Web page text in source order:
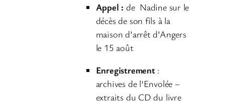
Appel : de Nadine sur le
décès de son fils à la
maison d’arrêt d’Angers
le 15 août
Enregistrement :
archives de l’Envolée –
extraits du CD du livre